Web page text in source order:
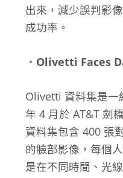
出來，減少誤判影
成功率。
．Olivetti Faces
Olivetti 資料集是一
年 4 月於 AT&T 劍
資料集包含 400 張
的臉部影像，每個
是在不同時間、光